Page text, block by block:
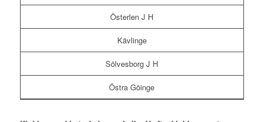
Österlen J H
Kävlinge
Sölvesborg J H
Östra Göinge